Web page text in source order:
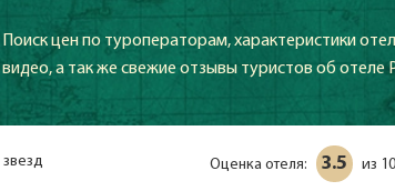
Поиск цен по туроператорам, характеристики
видео, а так же свежие отзывы туристов об отеле
Оценка отеля: 3.5 из